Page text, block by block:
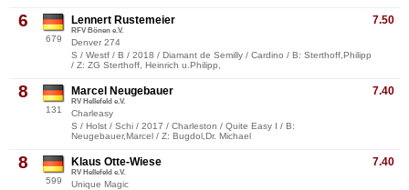
6
679
7.50
Lennert Rustemeier
RFV Bönen e.V.
Denver 274
S / Westf / B / 2018 / Diamant de Semilly / Cardino / B: Sterthoff,Philipp
/ Z: ZG Sterthoff, Heinrich u.Philipp,
8
131
7.40
Marcel Neugebauer
RV Hellefeld e.V.
Charleasy
S / Holst / Schi / 2017 / Charleston / Quite Easy I / B:
Neugebauer,Marcel / Z: Bugdol,Dr. Michael
8
599
7.40
Klaus Otte-Wiese
RV Hellefeld e.V.
Unique Magic